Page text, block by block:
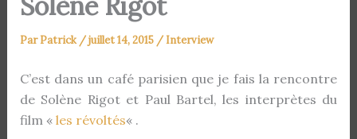
ParPatrick /juillet 14, 2015 /Interview
C’est dans un café parisien que je fais la rencontre
de Solène Rigot et Paul Bartel, les interprètes du
film « les révoltés« .